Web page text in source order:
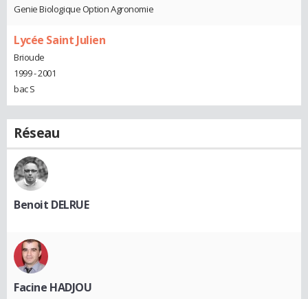
Genie Biologique Option Agronomie
Lycée Saint Julien
Brioude
1999 - 2001
bac S
Réseau
Benoit DELRUE
Facine HADJOU